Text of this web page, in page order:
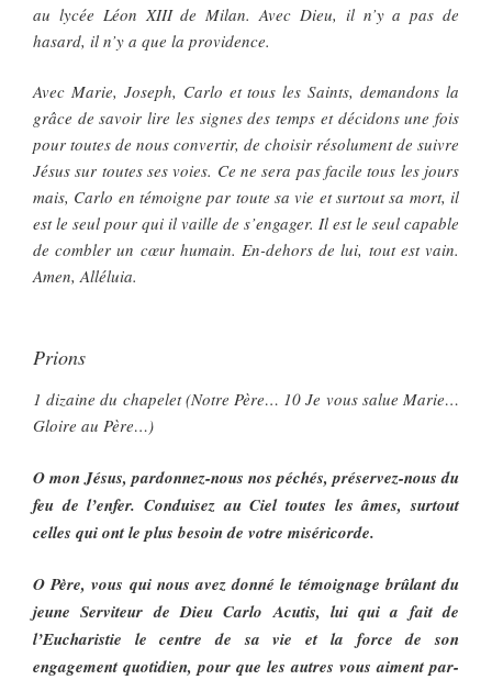
au lycée Léon XIII de Milan. Avec Dieu, il n’y a pas de
hasard, il n’y a que la providence.
Avec Marie, Joseph, Carlo et tous les Saints, demandons la
grâce de savoir lire les signes des temps et décidons une fois
pour toutes de nous convertir, de choisir résolument de suivre
Jésus sur toutes ses voies. Ce ne sera pas facile tous les jours
mais, Carlo en témoigne par toute sa vie et surtout sa mort, il
est le seul pour qui il vaille de s’engager. Il est le seul capable
de combler un cœur humain. En-dehors de lui, tout est vain.
Amen, Alléluia.
Prions
1 dizaine du chapelet (Notre Père… 10 Je vous salue Marie…
Gloire au Père…)
O mon Jésus, pardonnez-nous nos péchés, préservez-nous du
feu de l’enfer. Conduisez au Ciel toutes les âmes, surtout
celles qui ont le plus besoin de votre miséricorde.
O Père, vous qui nous avez donné le témoignage brûlant du
jeune Serviteur de Dieu Carlo Acutis, lui qui a fait de
l’Eucharistie le centre de sa vie et la force de son
engagement quotidien, pour que les autres vous aiment par-